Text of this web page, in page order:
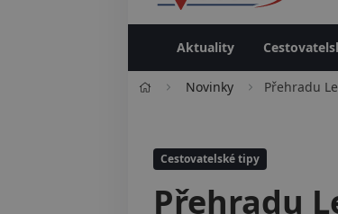
Aktuality
Novinky Přehradu
Cestovatelské tipy
Přehradu